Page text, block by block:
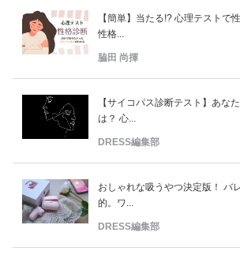
【簡単】当たる!? 心理テストで
性格...
脇田 尚揮
【サイコパス診断テスト】あな
は？ 心...
DRESS編集部
おしゃれな吸うやつ決定版！ バ
的。ワ...
DRESS編集部